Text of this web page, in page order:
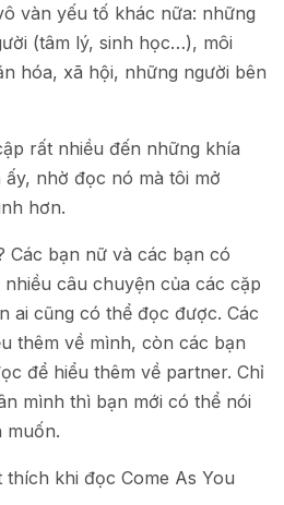
vàn yếu tố khác nữa: những
(tâm lý, sinh học…), môi
hóa, xã hội, những người bên
rất nhiều đến những khía
nhờ đọc nó mà tôi mở
hơn.
Các bạn nữ và các bạn có
câu chuyện của các cặp
ai cũng có thể đọc được. Các
thêm về mình, còn các bạn
để hiểu thêm về partner. Chỉ
mình thì bạn mới có thể nói
muốn.
khi đọc Come As You